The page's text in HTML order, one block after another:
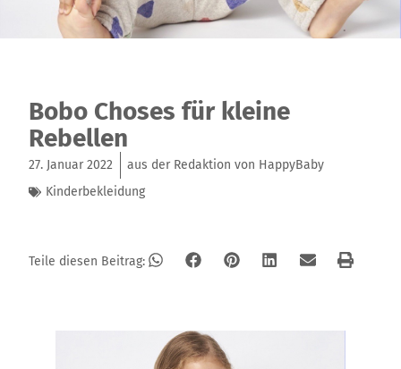
Bobo Choses für kleine
Rebellen
27. Januar 2022
aus der Redaktion von HappyBaby
Kinderbekleidung
Teile diesen Beitrag: